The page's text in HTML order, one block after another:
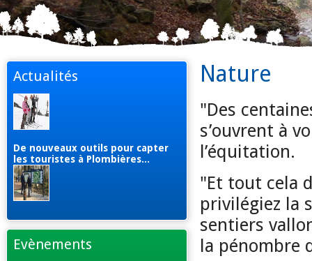
Actualités
De nouveaux outils pour capter
les touristes à Plombières...
Evènements
Nature
"Des
s’ouvrent à
l’équitation.
"Et tout cela
privilégiez la
sentiers
la pénombre